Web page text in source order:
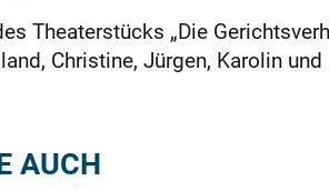
Theaterstücks „Die
Christine, Jürgen, Karolin
AUCH